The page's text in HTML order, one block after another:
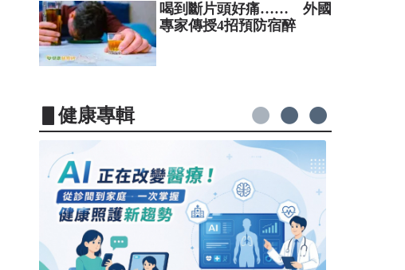
喝到斷片頭好痛…… 外國
專家傳授4招預防宿醉
▋健康專輯